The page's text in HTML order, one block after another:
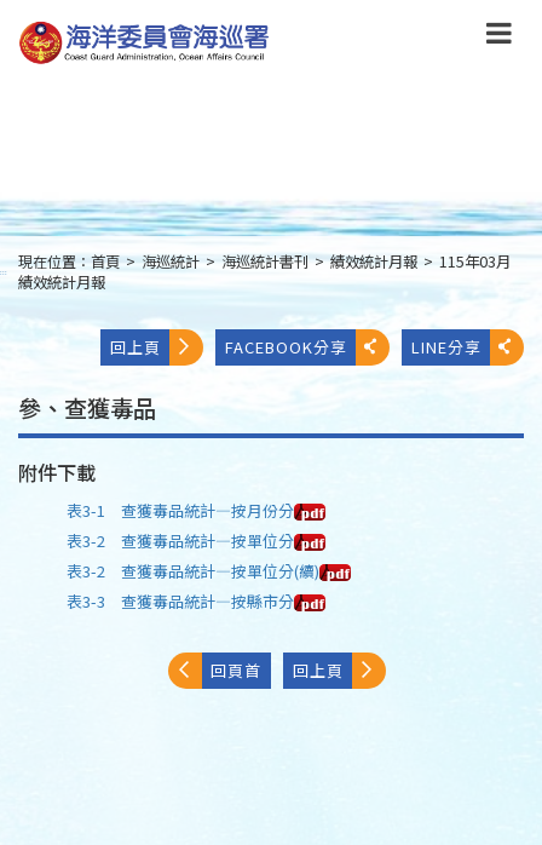
到
主
:::
現在位置： 首頁 > 海巡統計 > 海巡統計書刊 > 績效統計月報 > 115年03月
績效統計月報
回上頁 FACEBOOK分享 LINE分享
參、查獲毒品
附件下載
表3-1 查獲毒品統計—按月份分
表3-2 查獲毒品統計—按單位分
表3-2 查獲毒品統計—按單位分(續)
表3-3 查獲毒品統計—按縣市分
回頁首 回上頁